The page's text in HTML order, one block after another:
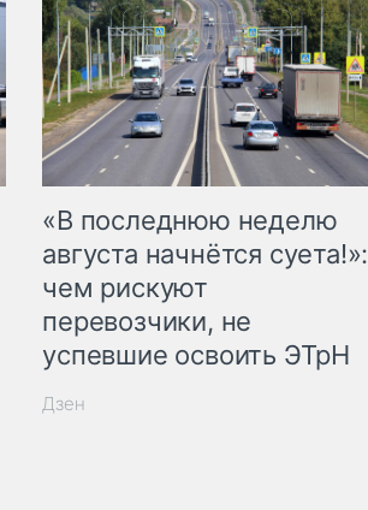
«В последнюю неделю
августа начнётся суета!»:
чем рискуют
перевозчики, не
успевшие освоить ЭТрН
Дзен